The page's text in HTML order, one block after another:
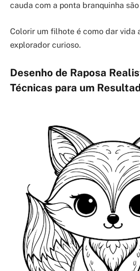
cauda com a ponta branquinha
Colorir um filhote é como dar vida
explorador curioso.
Desenho de Raposa
Técnicas para um